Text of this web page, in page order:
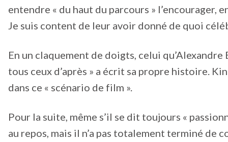
entendre « du haut du parcours » l’encourager,
Je suis content de leur avoir donné de quoi
En un claquement de doigts, celui
tous ceux d’après » a écrit sa propre histoire.
dans ce « scénario de film ».
Pour la suite, même s’il se dit toujours «
au repos, mais il n’a pas totalement terminé